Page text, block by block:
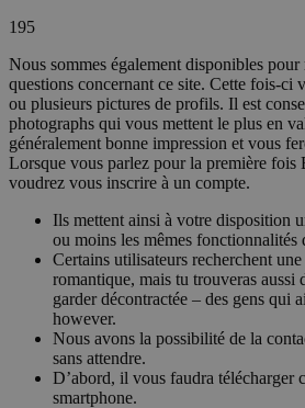
195
Nous sommes également disponibles pour
questions concernant ce site. Cette fois-ci
ou plusieurs pictures de profils. Il est
photographs qui vous mettent le plus en
généralement bonne impression et vous
Lorsque vous parlez pour la première fois
voudrez vous inscrire à un compte.
Ils mettent ainsi à votre disposition
ou moins les mêmes fonctionnalités
Certains utilisateurs recherchent
romantique, mais tu trouveras aussi
garder décontractée – des gens qui
however.
Nous avons la possibilité de la
sans attendre.
D’abord, il vous faudra télécharger
smartphone.